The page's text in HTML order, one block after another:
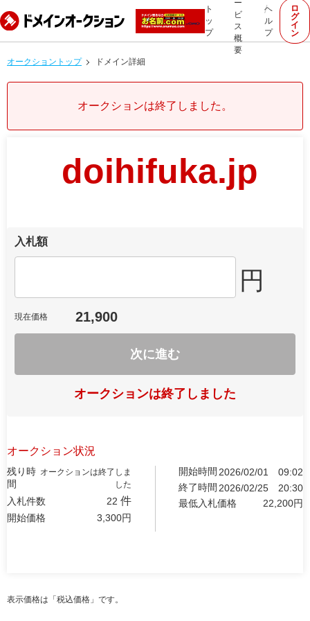
ト
ッ
プ
ー
ビ
ス
概
要
ヘ
ル
プ
ロ
グ
イ
ン
オークショントップ ドメイン詳細
オークションは終了しました。
doihifuka.jp
入札額
円
現在価格 21,900
次に進む
オークションは終了しました
オークション状況
残り時
間
オークションは終了しま
した
入札件数 22 件
開始価格 3,300円
開始時間 2026/02/01
09:02
終了時間 2026/02/25
20:30
最低入札価格
22,200円
表示価格は「税込価格」です。